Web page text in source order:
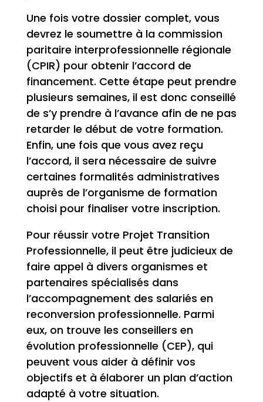
Une fois votre dossier complet, vous
devrez le soumettre à la commission
paritaire interprofessionnelle régionale
(CPIR) pour obtenir l’accord de
financement. Cette étape peut prendre
plusieurs semaines, il est donc conseillé
de s’y prendre à l’avance afin de ne pas
retarder le début de votre formation.
Enfin, une fois que vous avez reçu
l’accord, il sera nécessaire de suivre
certaines formalités administratives
auprès de l’organisme de formation
choisi pour finaliser votre inscription.
Pour réussir votre Projet Transition
Professionnelle, il peut être judicieux de
faire appel à divers organismes et
partenaires spécialisés dans
l’accompagnement des salariés en
reconversion professionnelle. Parmi
eux, on trouve les conseillers en
évolution professionnelle (CEP), qui
peuvent vous aider à définir vos
objectifs et à élaborer un plan d’action
adapté à votre situation.